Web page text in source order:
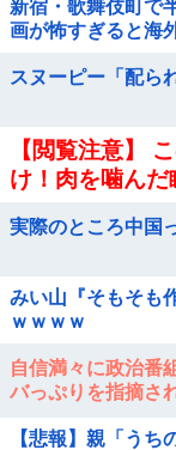
新宿・歌舞伎町で
画が怖すぎると海
スヌーピー「配ら
【閲覧注意】
け！肉を噛ん
実際のところ中国
みい山『そもそも
ｗｗｗｗ
自信満々に政治番
バっぷりを指摘
【悲報】親「う